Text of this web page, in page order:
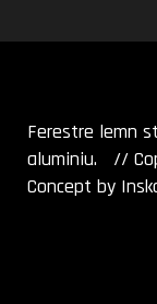
Ferestre lemn
aluminiu. //
Concept by